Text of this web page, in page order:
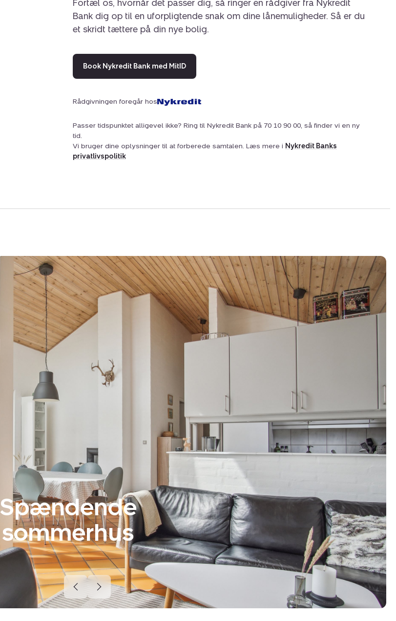
Fortæl os, hvornår det passer dig, så ringer en rådgiver fra Nykredit
Bank dig op til en uforpligtende snak om dine lånemuligheder. Så er du
et skridt tættere på din nye bolig.
Book Nykredit Bank med MitID
Rådgivningen foregår hos
Passer tidspunktet alligevel ikke? Ring til Nykredit Bank på 70 10 90 00, så finder vi en ny
tid.
Vi bruger dine oplysninger til at forberede samtalen. Læs mere i Nykredit Banks
privatlivspolitik
Spændende
sommerhus